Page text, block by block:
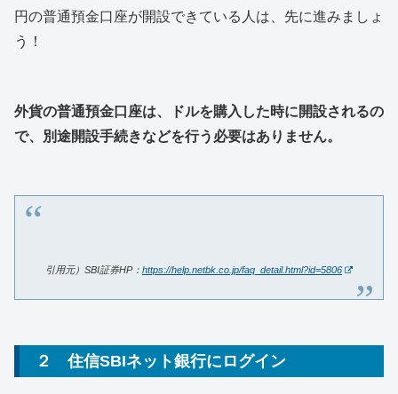
円の普通預金口座が開設できている人は、先に進みましょ
う！
外貨の普通預金口座は、ドルを購入した時に開設されるの
で、別途開設手続きなどを行う必要はありません。
引用元）SBI証券HP： https://help.netbk.co.jp/faq_detail.html?id=5806
２ 住信SBIネット銀行にログイン